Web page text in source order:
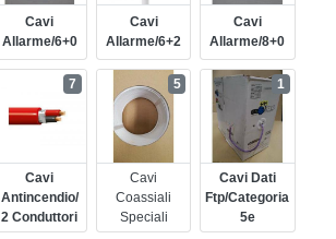
Cavi
Allarme/6+0
Cavi
Allarme/6+2
Cavi
Allarme/8+0
Cavi
Antincendio/
2 Conduttori
7
Cavi
Coassiali
Speciali
5
Cavi Dati
Ftp/categoria
5e
1